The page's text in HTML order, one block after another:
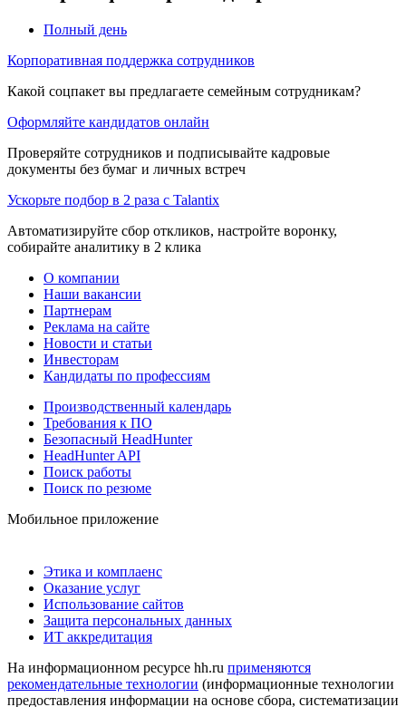
Полный день
Корпоративная поддержка сотрудников
Какой соцпакет вы предлагаете семейным сотрудникам?
Оформляйте кандидатов онлайн
Проверяйте сотрудников и подписывайте кадровые
документы без бумаг и личных встреч
Ускорьте подбор в 2 раза с Talantix
Автоматизируйте сбор откликов, настройте воронку,
собирайте аналитику в 2 клика
О компании
Наши вакансии
Партнерам
Реклама на сайте
Новости и статьи
Инвесторам
Кандидаты по профессиям
Производственный календарь
Требования к ПО
Безопасный HeadHunter
HeadHunter API
Поиск работы
Поиск по резюме
Мобильное приложение
Этика и комплаенс
Оказание услуг
Использование сайтов
Защита персональных данных
ИТ аккредитация
На информационном ресурсе hh.ru применяются
рекомендательные технологии (информационные технологии
предоставления информации на основе сбора, систематизации